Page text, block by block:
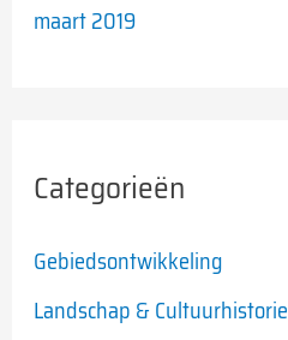
maart 2019
Categorieën
Gebiedsontwikkeling
Landschap & Cultuurhistorie